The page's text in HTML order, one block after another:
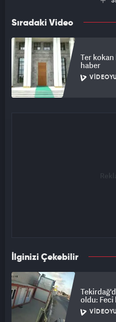
Sıradaki Video
Ter kokan
haber
İlginizi Çekebilir
oldu: Feci